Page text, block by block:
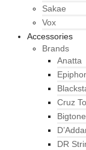
Sakae
Vox
Accessories
Brands
Anatta
Cruz
Bigtone
DR